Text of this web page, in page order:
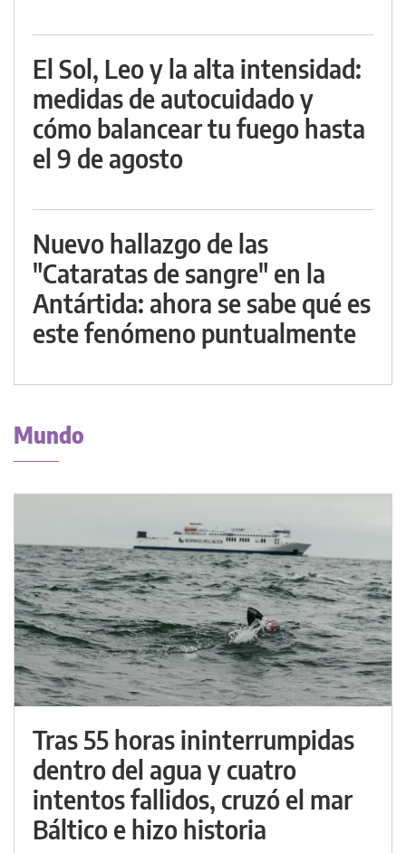
El Sol, Leo y la alta intensidad:
medidas de autocuidado y
cómo balancear tu fuego hasta
el 9 de agosto
Nuevo hallazgo de las
"Cataratas de sangre" en la
Antártida: ahora se sabe qué es
este fenómeno puntualmente
Mundo
Tras 55 horas ininterrumpidas
dentro del agua y cuatro
intentos fallidos, cruzó el mar
Báltico e hizo historia